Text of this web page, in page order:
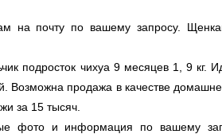
на почту по вашему запросу.
подросток чихуа 9 месяцев 1, 9 кг.
Возможна продажа в качестве
за 15 тысяч.
фото и информация по вашему